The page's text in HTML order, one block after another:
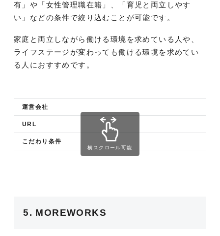
有」や「女性管理職在籍」、「育児と両立しやす
い」などの条件で絞り込むことが可能です。
家庭と両立しながら働ける環境を求めている人や、
ライフステージが変わっても働ける環境を求めてい
る人におすすめです。
運営会社
URL
こだわり条件
横スクロール可能
5. MOREWORKS